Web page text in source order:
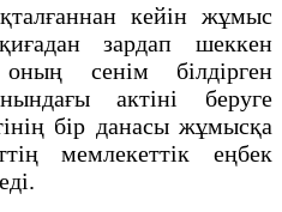
кейін жұмыс
зардап шеккен
сенім білдірген
актіні беруге
бір данасы жұмысқа
мемлекеттік еңбек